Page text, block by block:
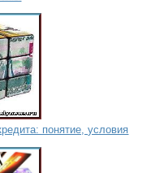
понятие, условия